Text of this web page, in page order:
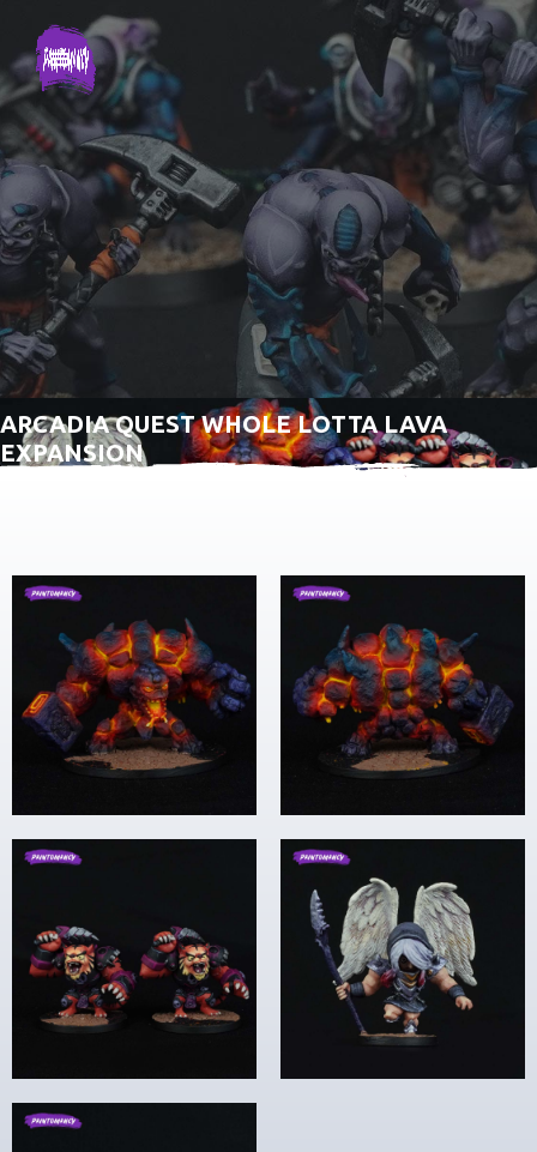
ARCADIA QUEST WHOLE LOTTA LAVA
EXPANSION